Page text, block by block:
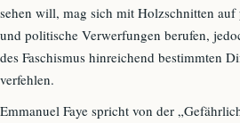
sehen will, mag sich mit Holzschnitten
und politische Verwerfungen berufen,
des Faschismus hinreichend bestimmten
verfehlen.
Emmanuel Faye spricht von der